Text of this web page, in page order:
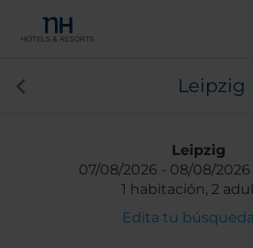
Leipzig
Leipzig
07/08/2026
08/08/2026
1 habitación, 2
Edita tu búsqueda